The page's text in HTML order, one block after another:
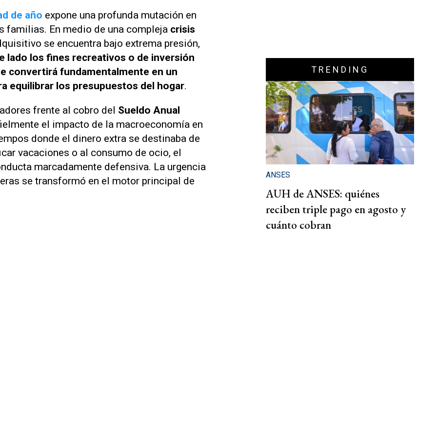
de año expone una profunda mutación en
familias. En medio de una compleja crisis
se encuentra bajo extrema presión,
lado los fines recreativos o de inversión
convertirá fundamentalmente en un
equilibrar los presupuestos del hogar.
frente al cobro del Sueldo Anual
el impacto de la macroeconomía en
donde el dinero extra se destinaba de
vacaciones o al consumo de ocio, el
marcadamente defensiva. La urgencia
se transformó en el motor principal de
TRENDING
ANSES
AUH de ANSES: quiénes
reciben triple pago en agosto y
cuánto cobran